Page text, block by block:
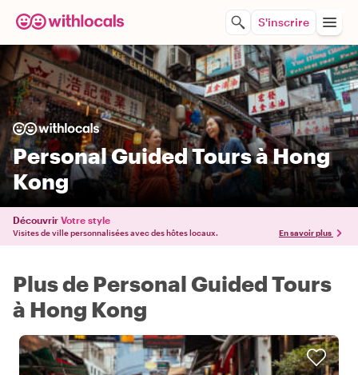
S'inscrire
Personal Guided Tours à Hong
Kong
Découvrir Votre style
Visites de ville personnalisées avec des hôtes locaux. En savoir plus
Plus de Personal Guided Tours
à Hong Kong